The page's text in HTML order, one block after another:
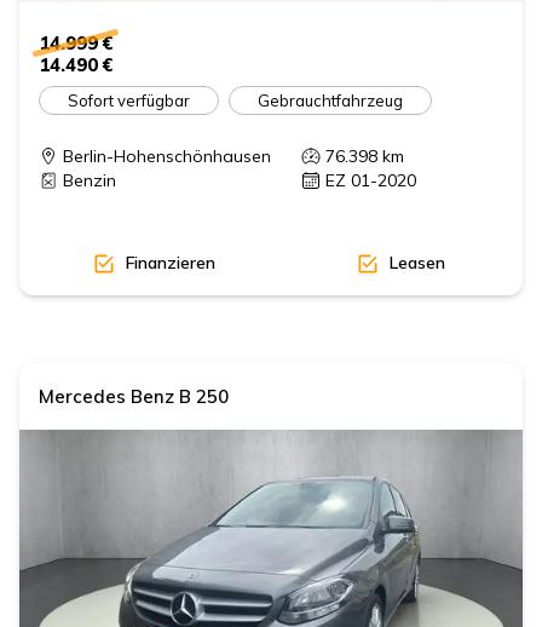
14.999 €
14.490 €
Sofort verfügbar Gebrauchtfahrzeug
Berlin-Hohenschönhausen 76.398 km
Benzin
EZ 01-2020
Finanzieren Leasen
Mercedes Benz B 250